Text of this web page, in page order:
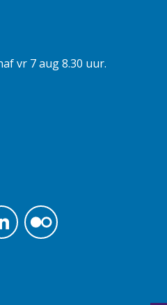
vr 7 aug 8.30 uur.